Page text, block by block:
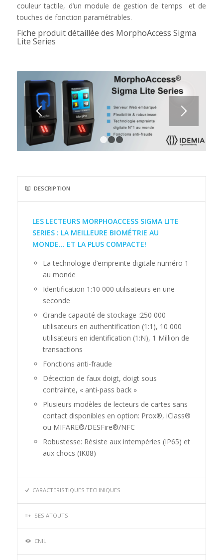
couleur tactile, d’un module de gestion de temps et de
touches de fonction paramétrables.
Fiche produit détaillée des MorphoAccess Sigma
Lite Series
3
DESCRIPTION
LES LECTEURS MORPHOACCESS SIGMA LITE
SERIES : LA MEILLEURE BIOMÉTRIE AU
MONDE… ET LA PLUS COMPACTE!
La technologie d’empreinte digitale numéro 1
au monde
Identification 1:10 000 utilisateurs en une
seconde
Grande capacité de stockage :250 000
utilisateurs en authentification (1:1), 10 000
utilisateurs en identification (1:N), 1 Million de
transactions
Fonctions anti-fraude
Détection de faux doigt, doigt sous
contrainte, « anti-pass back »
Plusieurs modèles de lecteurs de cartes sans
contact disponibles en option: Prox®, iClass®
ou MIFARE®/DESFire®/NFC
Robustesse: Résiste aux intempéries (IP65) et
aux chocs (IK08)
CARACTERISTIQUES TECHNIQUES
SES ATOUTS
CNIL